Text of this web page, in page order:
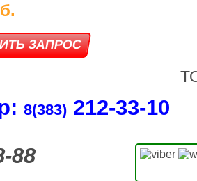
8(383) 212‑33‑10
88